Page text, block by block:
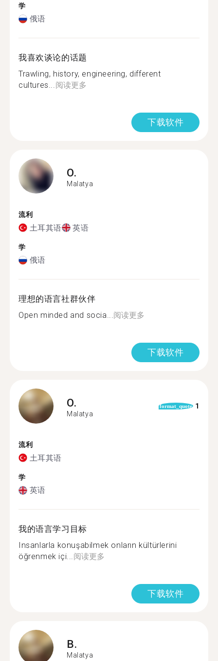
学
俄语
我喜欢谈论的话题
Trawling, history, engineering, different
cultures...阅读更多
下载软件
O.
Malatya
流利
土耳其语 英语
学
俄语
理想的语言社群伙伴
Open minded and socia...阅读更多
下载软件
O.
Malatya
format_quote 1
流利
土耳其语
学
英语
我的语言学习目标
Insanlarla konuşabilmek onların kültürlerini
öğrenmek içi...阅读更多
下载软件
B.
Malatya